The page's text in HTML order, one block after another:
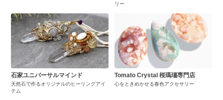
リー
石家ユニバーサルマインド
天然石で作るオリジナルのヒーリングアイ
テム
Tomato Crystal 桜瑪瑙専門店
心をときめかせる春色アクセサリー